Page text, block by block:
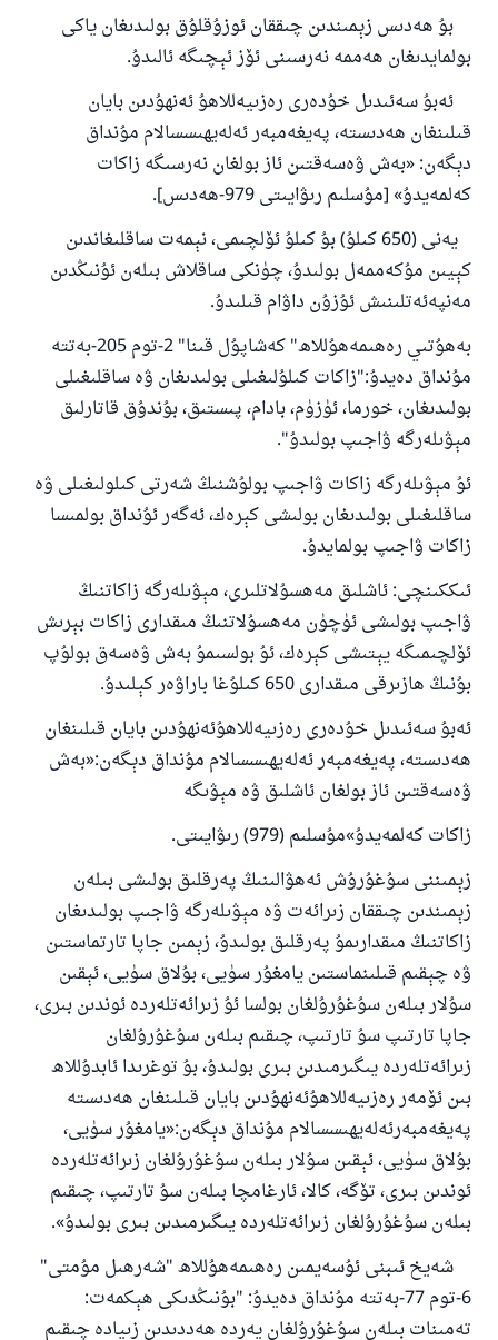
بۇ ھەدىس زېمىندىن چىققان ئوزۇقلۇق بولىدىغان ياكى
بولمايدىغان ھەممە نەرسىنى ئۆز ئېچىگە ئالىدۇ.
ئەبۇ سەئىدىل خۇدەرى رەزىيەللاھۇ ئەنھۇدىن بايان
قىلىنغان ھەدىستە، پەيغەمبەر ئەلەيھىسسالام مۇنداق
دېگەن: «بەش ۋەسەقتىن ئاز بولغان نەرسىگە زاكات
كەلمەيدۇ» [مۇسلىم رىۋايىتى 979-ھەدىس].
يەنى (650 كىلۇ) بۇ كىلۇ ئۆلچىمى، نېمەت ساقلىغاندىن
كېيىن مۇكەممەل بولىدۇ، چۈنكى ساقلاش بىلەن ئۇنىڭدىن
مەنپەئەتلىنىش ئۇزۇن داۋام قىلىدۇ.
بەھۇتىي رەھىمەھۇللاھ" كەشاپۇل قىنا" 2-توم 205-بەتتە
مۇنداق دەيدۇ:"زاكات كىلۇلىغىلى بولىدىغان ۋە ساقلىغىلى
بولىدىغان، خورما، ئۈزۈم، بادام، پىستىق، بۇندۇق قاتارلىق
مېۋىلەرگە ۋاجىپ بولىدۇ".
ئۇ مېۋىلەرگە زاكات ۋاجىپ بولۇشنىڭ شەرتى كىلولىغىلى ۋە
ساقلىغىلى بولىدىغان بولىشى كېرەك، ئەگەر ئۇنداق بولمىسا
زاكات ۋاجىپ بولمايدۇ.
ئىككىنچى: ئاشلىق مەھسۇلاتلىرى، مېۋىلەرگە زاكاتنىڭ
ۋاجىپ بولىشى ئۈچۈن مەھسۇلاتنىڭ مىقدارى زاكات بېرىش
ئۆلچىمىگە يېتىشى كېرەك، ئۇ بولسىمۇ بەش ۋەسەق بولۇپ
بۇنىڭ ھازىرقى مىقدارى 650 كىلۇغا باراۋەر كېلىدۇ.
ئەبۇ سەئىدىل خۇدەرى رەزىيەللاھۇئەنھۇدىن بايان قىلىنغان
ھەدىستە، پەيغەمبەر ئەلەيھىسسالام مۇنداق دېگەن:«بەش
ۋەسەقتىن ئاز بولغان ئاشلىق ۋە مېۋىگە
زاكات كەلمەيدۇ»مۇسلىم (979) رىۋايىتى.
زېمىننى سۇغۇرۇش ئەھۋالىنىڭ پەرقلىق بولىشى بىلەن
زېمىندىن چىققان زىرائەت ۋە مېۋىلەرگە ۋاجىپ بولىدىغان
زاكاتنىڭ مىقدارىمۇ پەرقلىق بولىدۇ، زېمىن جاپا تارتماستىن
ۋە چېقىم قىلىنماستىن يامغۇر سۈيى، بۇلاق سۈيى، ئېقىن
سۇلار بىلەن سۇغۇرۇلغان بولسا ئۇ زىرائەتلەردە ئوندىن بىرى،
جاپا تارتىپ سۇ تارتىپ، چىقىم بىلەن سۇغۇرۇلغان
زىرائەتلەردە يىگىرمىدىن بىرى بولىدۇ، بۇ توغرىدا ئابدۇللاھ
بىن ئۆمەر رەزىيەللاھۇئەنھۇدىن بايان قىلىنغان ھەدىستە
پەيغەمبەرئەلەيھىسسالام مۇنداق دېگەن:«يامغۇر سۈيى،
بۇلاق سۈيى، ئېقىن سۇلار بىلەن سۇغۇرۇلغان زىرائەتلەردە
ئوندىن بىرى، تۆگە، كالا، ئارغامچا بىلەن سۇ تارتىپ، چىقىم
بىلەن سۇغۇرۇلغان زىرائەتلەردە يىگىرمىدىن بىرى بولىدۇ».
شەيخ ئىبنى ئۇسەيمىن رەھىمەھۇللاھ "شەرھىل مۇمتى"
6-توم 77-بەتتە مۇنداق دەيدۇ: "بۇنىڭدىكى ھېكمەت:
تەمىنات بىلەن سۇغۇرۇلغان يەردە ھەددىدىن زىيادە چىقىم
110845 - نومۇرلۇق سوئالنىڭ جاۋابى
ئائىلىنى ساقلاپ قالدى
ئۇممەتكە جاۋاپ بېرىشىمىزگە ياردەم قىلىڭ
پەيغەمبەرئەلەيھىسسالام مۇنداق دېگەن:
ياخشىلىققا باشلارپ قويغان كىشى قىلغۇچىغا
ئوخشاش ساۋاپقا ئېرىشىدۇ
مۇسلىم رىۋايەت قىلغان (1893) ھەدىس
ئىئائە